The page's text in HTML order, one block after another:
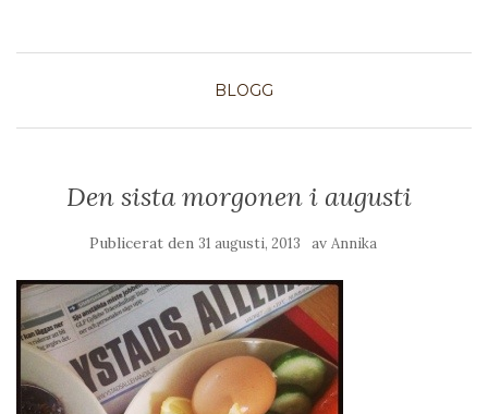
BLOGG
Den sista morgonen i augusti
Publicerat den 31 augusti, 2013 av Annika